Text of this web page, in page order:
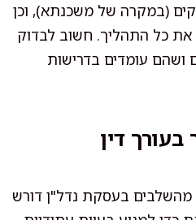
(במקרה של משכנתא), וכן
את כל התהליך. חשוב לבדוק
ושהם עומדים בדרישות
דין
מהשלבים בעסקת נדל"ן דורש